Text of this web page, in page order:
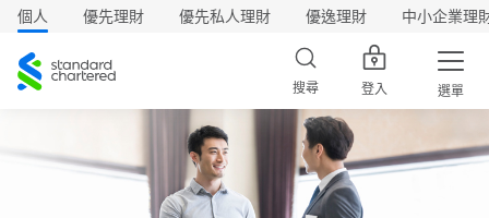
個人 優先理財 優先私人理財 優逸理財 中小企業理
渣
打
搜尋 登入 選單